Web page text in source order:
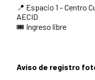
📍 Espacio 1 – Centro
AECID
🎟️ Ingreso libre
Aviso de registro